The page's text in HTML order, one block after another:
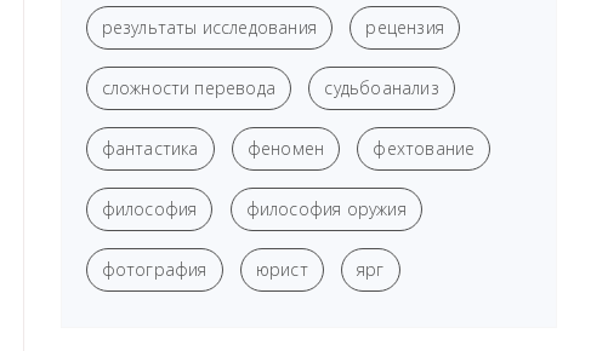
результаты исследования рецензия
сложности перевода судьбоанализ
фантастика феномен фехтование
философия философия оружия
фотография юрист ярг